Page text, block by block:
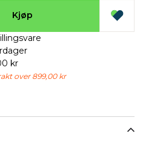
Kjøp
kr
over 899,00 kr